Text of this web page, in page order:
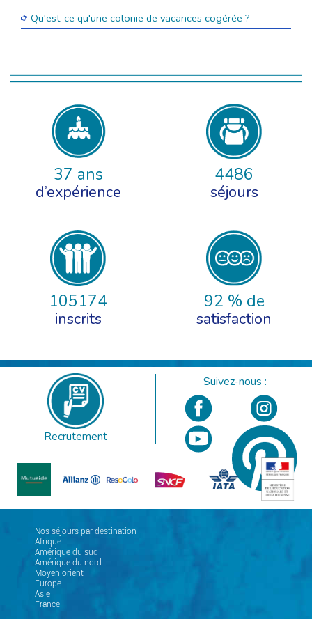
Qu'est-ce qu'une colonie de vacances cogérée ?
37 ans
d’expérience
4486
séjours
105174
inscrits
92 % de
satisfaction
Recrutement
Suivez-nous :
Nos séjours par destination
Afrique
Amérique du sud
Amérique du nord
Moyen orient
Europe
Asie
France